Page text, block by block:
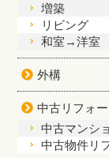
増築
リビング
和室→洋室
外構
中古リフォ
中古マンシ
中古物件リ